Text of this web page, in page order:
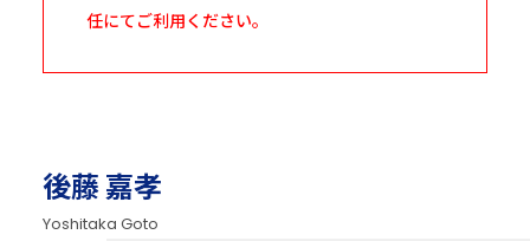
任にてご利用ください。
後藤 嘉孝
Yoshitaka Goto